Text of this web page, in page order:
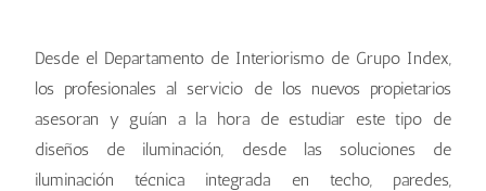
Desde el Departamento de Interiorismo de Grupo Index,
los profesionales al servicio de los nuevos propietarios
asesoran y guían a la hora de estudiar este tipo de
diseños de iluminación, desde las soluciones de
iluminación técnica integrada en techo, paredes,